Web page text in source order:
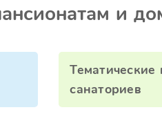
и
Тематические
санаториев